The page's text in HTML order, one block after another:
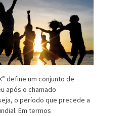
define um conjunto de
após o chamado
o período que precede a
Em termos